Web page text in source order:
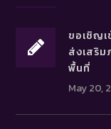
ขอเชิญเ
ส่งเสริ
พื้นที่
May 20,